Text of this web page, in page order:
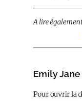
A lire
Emily
Pour ouvrir la